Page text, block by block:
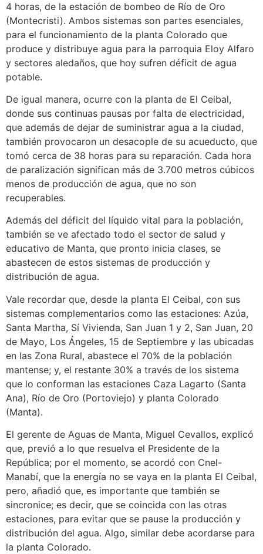
4 horas, de la estación de bombeo de Río de Oro
(Montecristi). Ambos sistemas son partes esenciales,
para el funcionamiento de la planta Colorado que
produce y distribuye agua para la parroquia Eloy Alfaro
y sectores aledaños, que hoy sufren déficit de agua
potable.
De igual manera, ocurre con la planta de El Ceibal,
donde sus continuas pausas por falta de electricidad,
que además de dejar de suministrar agua a la ciudad,
también provocaron un desacople de su acueducto, que
tomó cerca de 38 horas para su reparación. Cada hora
de paralización significan más de 3.700 metros cúbicos
menos de producción de agua, que no son
recuperables.
Además del déficit del líquido vital para la población,
también se ve afectado todo el sector de salud y
educativo de Manta, que pronto inicia clases, se
abastecen de estos sistemas de producción y
distribución de agua.
Vale recordar que, desde la planta El Ceibal, con sus
sistemas complementarios como las estaciones: Azúa,
Santa Martha, Sí Vivienda, San Juan 1 y 2, San Juan, 20
de Mayo, Los Ángeles, 15 de Septiembre y las ubicadas
en las Zona Rural, abastece el 70% de la población
mantense; y, el restante 30% a través de los sistema
que lo conforman las estaciones Caza Lagarto (Santa
Ana), Río de Oro (Portoviejo) y planta Colorado
(Manta).
El gerente de Aguas de Manta, Miguel Cevallos, explicó
que, previó a lo que resuelva el Presidente de la
República; por el momento, se acordó con Cnel-
Manabí, que la energía no se vaya en la planta El Ceibal,
pero, añadió que, es importante que también se
sincronice; es decir, que se coincida con las otras
estaciones, para evitar que se pause la producción y
distribución del agua. Algo, similar debe acordarse para
la planta Colorado.